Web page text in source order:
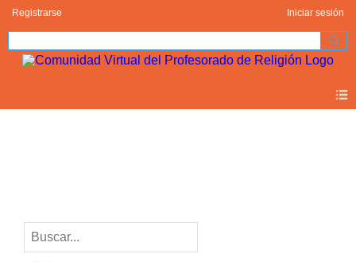
Registrarse Iniciar sesión